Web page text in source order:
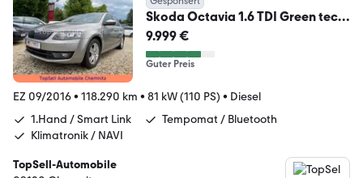
Skoda Octavia 1.6 TDI Green tec
Ambition PDC Bi-Xenon
9.999 €
Guter Preis
EZ 09/2016• 118.290 km • 81 kW (110 PS) • Diesel
1.Hand / Smart Link
Tempomat / Bluetooth
Klimatronik / NAVI
TopSell-Automobile